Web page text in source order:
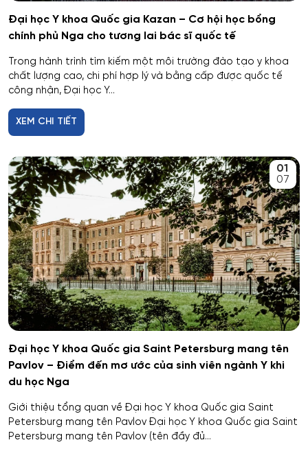
Cơ điện tử và Robotics
Cấp nước và xử lý nước thải đô thị - công nghiệp
Diễn xuất
Du lịch
Du lịch nghỉ dưỡng và hoạt động giải trí
Dân tộc học
Dược
Dược công nghiệp
Giám sát thông minh
Đại học Y khoa Quốc gia Kazan – Cơ hội học bổng
chính phủ Nga cho tương lai bác sĩ quốc tế
Trong hành trình tìm kiếm một môi trường đào tạo y khoa
chất lượng cao, chi phí hợp lý và bằng cấp được quốc tế
công nhận, Đại học Y...
XEM CHI TIẾT
01
07
Đại học Y khoa Quốc gia Saint Petersburg mang tên
Pavlov – Điểm đến mơ ước của sinh viên ngành Y khi
du học Nga
Giới thiệu tổng quan về Đại học Y khoa Quốc gia Saint
Petersburg mang tên Pavlov Đại học Y khoa Quốc gia Saint
Petersburg mang tên Pavlov (tên đầy đủ...